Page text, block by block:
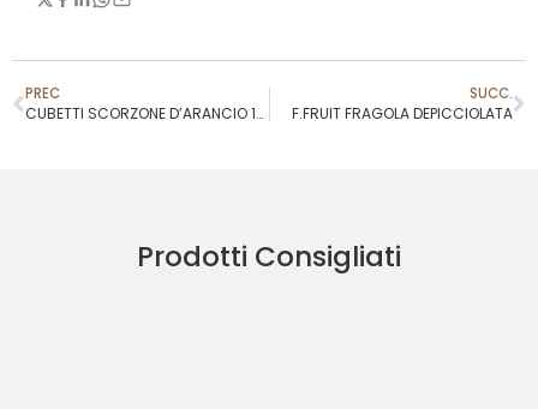
PREC
CUBETTI SCORZONE D’ARANCIO 12X12 *SE
SUCC.
F.FRUIT FRAGOLA DEPICCIOLATA
Prodotti Consigliati